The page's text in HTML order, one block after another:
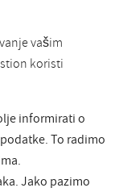
vašim
koristi
informirati o
To radimo
Jako pazimo